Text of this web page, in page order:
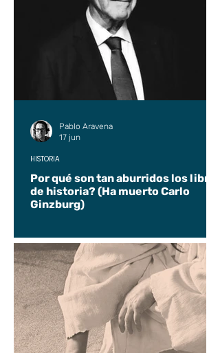
Por qué son tan aburridos los libros
de historia? (Ha muerto Carlo
Ginzburg)
HISTORIA
Pablo Aravena
17 jun